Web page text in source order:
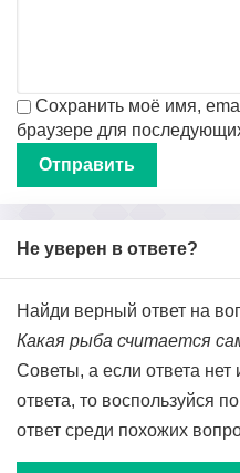
Сохранить моё имя,
браузере для
Не уверен в ответе?
Найди верный ответ на
Какая рыба считается
Советы, а если ответа нет
ответа, то воспользуйся
ответ среди похожих